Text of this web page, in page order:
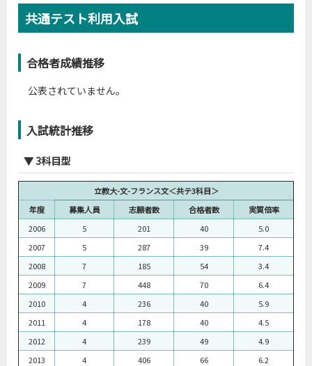
2007
446
2009
35
2010
2014
321 309
2017
36 383 68
5.3
2018
36
4.8
2019
36
3.5
2020
36 3.7
共通テスト利用入試
合格者成績推移
公表されていません。
入試統計推移
▼ 3科目型
立教大-文-フランス文＜共テ3科目＞
年度
募集人員 志願者数 合格者数
実質倍率
2006
5 201 40
5.0
2007
5 287 39
7.4
2008
7 185 54
3.4
2009
7 448 70
6.4
2010
4 236 40
5.9
2011
4 178 40
4.5
2012
4 239 49
4.9
2013
4 406 66
6.2